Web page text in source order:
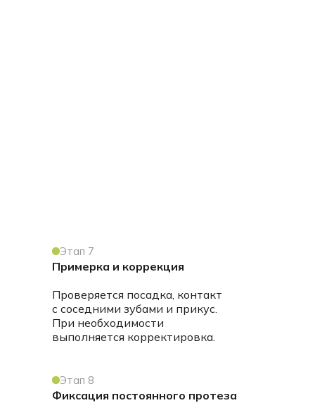
Этап 7
Примерка и коррекция
Проверяется посадка, контакт
с соседними зубами и прикус.
При необходимости
выполняется корректировка.
Этап 8
Фиксация постоянного протеза